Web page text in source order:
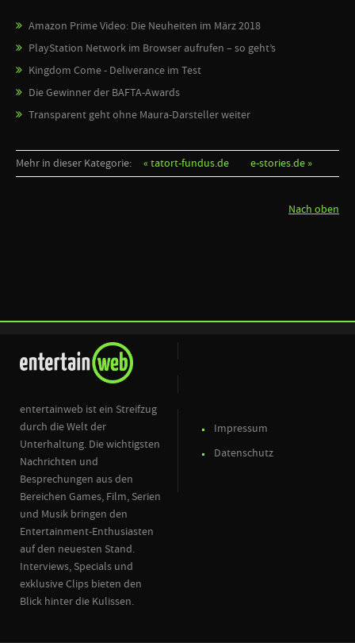
Amazon Prime Video: Die Neuheiten im März 2018
PlayStation Network im Browser aufrufen – so geht’s
Kingdom Come - Deliverance im Test
Die Gewinner der BAFTA-Awards
Transparent geht ohne Maura-Darsteller weiter
Mehr in dieser Kategorie: « tatort-fundus.de e-stories.de »
Nach oben
entertainweb ist ein Streifzug
durch die Welt der
Unterhaltung. Die wichtigsten
Nachrichten und
Besprechungen aus den
Bereichen Games, Film, Serien
und Musik bringen den
Entertainment-Enthusiasten
auf den neuesten Stand.
Interviews, Specials und
exklusive Clips bieten den
Blick hinter die Kulissen.
Impressum
Datenschutz